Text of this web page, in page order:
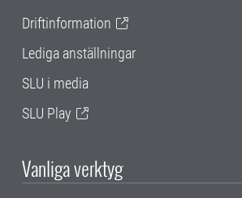
Driftinformation
Lediga anställningar
SLU i media
SLU Play
Vanliga verktyg